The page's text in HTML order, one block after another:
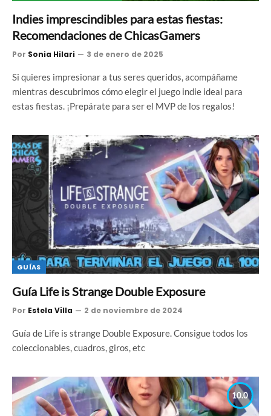
Indies imprescindibles para estas fiestas:
Recomendaciones de ChicasGamers
Por Sonia Hilari 3 de enero de 2025
Si quieres impresionar a tus seres queridos, acompáñame
mientras descubrimos cómo elegir el juego indie ideal para
estas fiestas. ¡Prepárate para ser el MVP de los regalos!
GUÍAS
Guía Life is Strange Double Exposure
Por Estela Villa 2 de noviembre de 2024
Guía de Life is strange Double Exposure. Consigue todos los
coleccionables, cuadros, giros, etc
10.0